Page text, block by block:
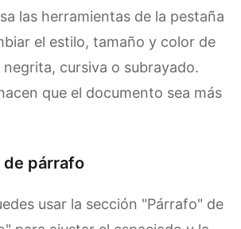
las herramientas de la pestaña
el estilo, tamaño y color de
cursiva o subrayado.
que el documento sea más
párrafo
usar la sección "Párrafo" de